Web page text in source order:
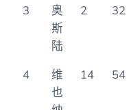
3
奥
斯
陆
2 32
4
维
也
14 54